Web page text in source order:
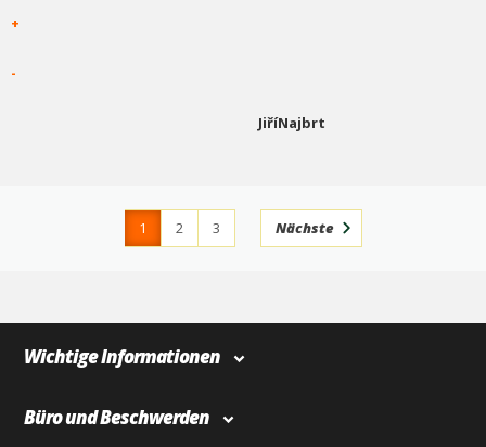
+
-
JiříNajbrt
1 2
3
Nächste
Wichtige Informationen
Büro und Beschwerden